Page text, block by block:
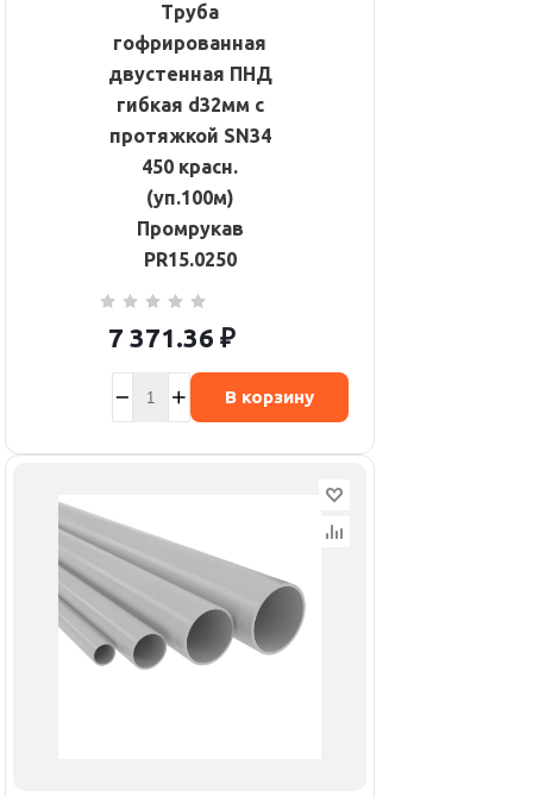
Труба
гофрированная
двустенная ПНД
гибкая d32мм с
протяжкой SN34
450 красн.
(уп.100м)
Промрукав
PR15.0250
7 371.36 ₽
В корзину